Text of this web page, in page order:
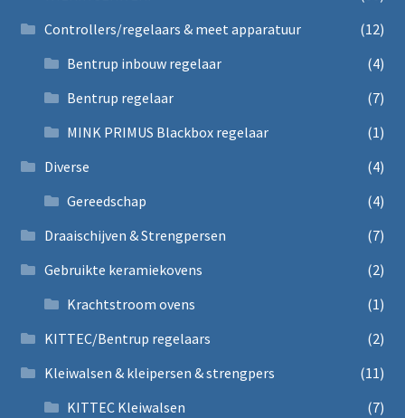
Controllers/regelaars & meet apparatuur
(12)
Bentrup inbouw regelaar
(4)
Bentrup regelaar
(7)
MINK PRIMUS Blackbox regelaar
(1)
Diverse
(4)
Gereedschap
(4)
Draaischijven & Strengpersen
(7)
Gebruikte keramiekovens
(2)
Krachtstroom ovens
(1)
KITTEC/Bentrup regelaars
(2)
Kleiwalsen & kleipersen & strengpers
(11)
KITTEC Kleiwalsen
(7)